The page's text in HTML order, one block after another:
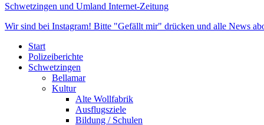
Schwetzingen und Umland Internet-Zeitung
Wir sind bei Instagram! Bitte "Gefällt mir" drücken und alle News
Start
Polizeiberichte
Schwetzingen
Bellamar
Kultur
Alte Wollfabrik
Ausflugsziele
Bildung / Schulen